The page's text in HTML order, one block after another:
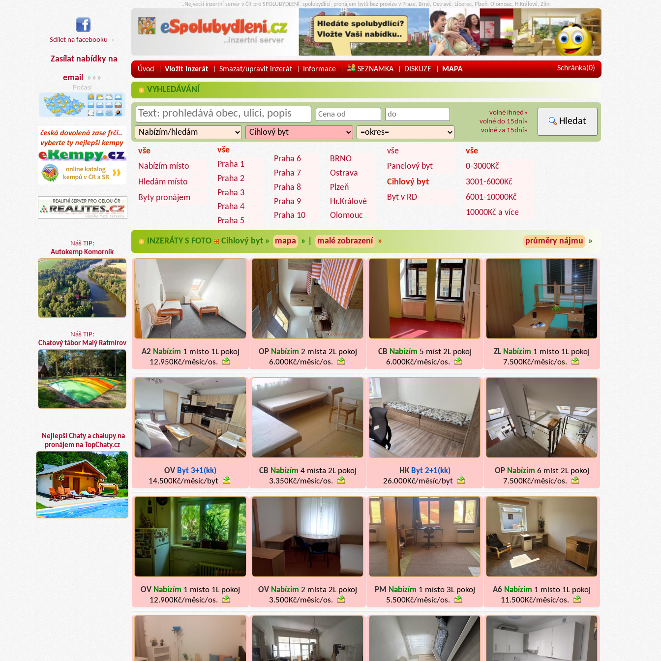
Sdílet na facebooku »
Zasílat nabídky na
email »»»
Počasí
Náš TIP:
Autokemp Komorník
Náš TIP:
Chatový tábor Malý Ratmírov
Nejlepší Chaty a chalupy na
pronájem na TopChaty.cz
..Nejvetší inzertní server v ČR pro SPOLUBYDLENÍ, spolubydlící, pronájem bytů bez provize v Praze, Brně, Ostravě, Liberec, Plzeň, Olomouc, H.Králové, Zlín.
Úvod | Vložit inzerát | Smazat/upravit inzerát | Informace | SEZNAMKA | DISKUZE | MAPA Schránka(0)
VYHLEDÁVÁNÍ
volné ihned»
volné do 15dní»
volné za 15dní»
Hledat
vše
Nabízím místo
Hledám místo
Byty pronájem
vše
Praha 1
Praha 2
Praha 3
Praha 4
Praha 5
Praha 6
Praha 7
Praha 8
Praha 9
Praha 10
BRNO
Ostrava
Plzeň
Hr.Králové
Olomouc
vše
Panelový byt
Cihlový byt
Byt v RD
vše
0-3000Kč
3001-6000Kč
6001-10000Kč
10000Kč a více
INZERÁTY S FOTO Cihlový byt » mapa » | malé zobrazení » průměry nájmu »
A2 Nabízím 1 místo 1L pokoj
12.950Kč/měsíc/os.
OP Nabízím 2 místa 2L pokoj
6.000Kč/měsíc/os.
CB Nabízím 5 míst 2L pokoj
6.000Kč/měsíc/os.
ZL Nabízím 1 místo 1L pokoj
7.500Kč/měsíc/os.
OV Byt 3+1(kk)
14.500Kč/měsíc/byt
CB Nabízím 4 místa 2L pokoj
3.350Kč/měsíc/os.
HK Byt 2+1(kk)
26.000Kč/měsíc/byt
OP Nabízím 6 míst 2L pokoj
7.500Kč/měsíc/os.
OV Nabízím 1 místo 1L pokoj
12.900Kč/měsíc/os.
OV Nabízím 2 místa 2L pokoj
3.500Kč/měsíc/os.
PM Nabízím 1 místo 3L pokoj
5.500Kč/měsíc/os.
A6 Nabízím 1 místo 1L pokoj
11.500Kč/měsíc/os.